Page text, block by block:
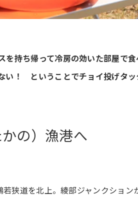
持ち帰って冷房の効いた部屋で食
い！ ということでチョイ投げタッ
の）漁港へ
狭道を北上。綾部ジャンクション